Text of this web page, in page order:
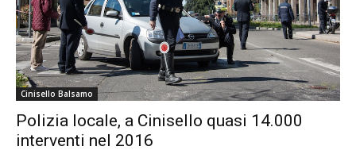
Cinisello Balsamo
Polizia locale, a Cinisello quasi 14.000
interventi nel 2016